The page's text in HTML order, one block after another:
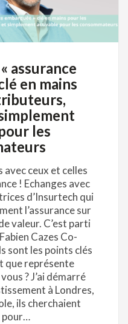
assurance
en mains
les
ceux et celles
! Echanges avec
d’Insurtech qui
l’assurance sur
valeur. C’est parti
Cazes Co-
sont les points clés
que représente
? J’ai démarré
à Londres,
ils cherchaient
pour…